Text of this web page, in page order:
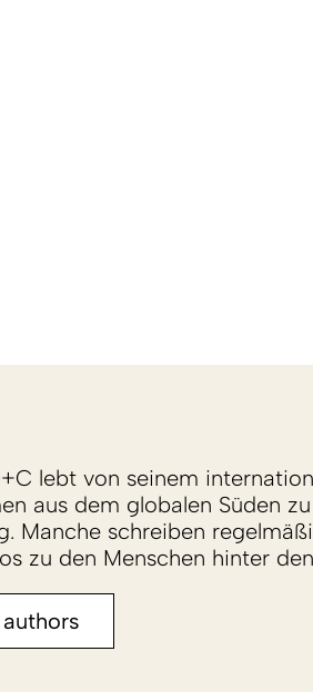
lebt von seinem
aus dem globalen Süden
Manche schreiben
zu den Menschen hinter